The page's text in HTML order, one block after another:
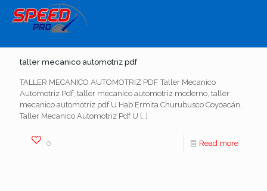
taller mecanico automotriz pdf
TALLER MECANICO AUTOMOTRIZ PDF Taller Mecanico
Automotriz Pdf, taller mecanico automotriz moderno, taller
mecanico automotriz pdf U Hab Ermita Churubusco Coyoacán,
Taller Mecanico Automotriz Pdf U […]
0 Read more